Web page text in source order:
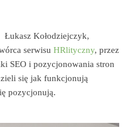
Kołodziejczyk,
serwisu HRlityczny, przez
SEO i pozycjonowania stron
się jak funkcjonują
pozycjonują.